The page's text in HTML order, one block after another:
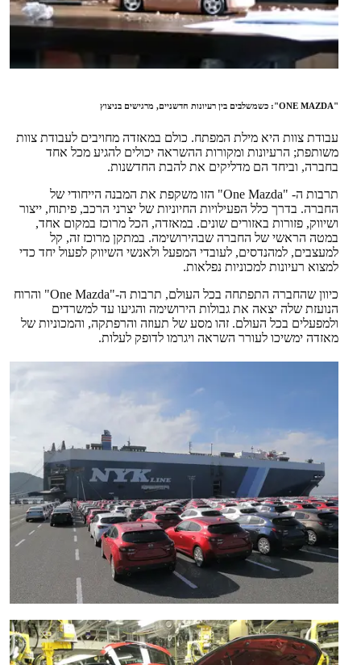
עבודת צוות היא מילת המפתח. כולם במאזדה מחויבים לעבודת צוות
משותפת; הרעיונות ומקורות ההשראה יכולים להגיע מכל אחד
בחברה, וביחד הם מדליקים את להבת החדשנות.
תרבות ה- "One Mazda" הזו משקפת את המבנה הייחודי של
החברה. בדרך כלל הפעילויות החיוניות של יצרני הרכב, פיתוח, ייצור
ושיווק, פזורות באזורים שונים. במאזדה, הכל מרוכז במקום אחד,
במטה הראשי של החברה שבהירושימה. במתקן מרוכז זה, קל
למעצבים, למהנדסים, לעובדי המפעל ולאנשי השיווק לפעול יחד כדי
למצוא רעיונות למכוניות נפלאות.
כיוון שהחברה התפתחה בכל העולם, תרבות ה-"One Mazda" והרוח
הנועזת שלה יצאה את גבולות הירושימה והגיעו עד למשרדים
ולמפעלים בכל העולם. זהו מסע של תעוזה והרפתקה, והמכוניות של
מאזדה ימשיכו לעורר השראה ויגרמו לדופק לעלות.